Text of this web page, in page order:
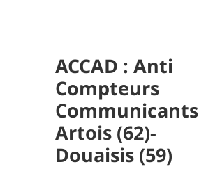
ACCAD : Anti
Compteurs
Communicants
Artois (62)-
Douaisis (59)